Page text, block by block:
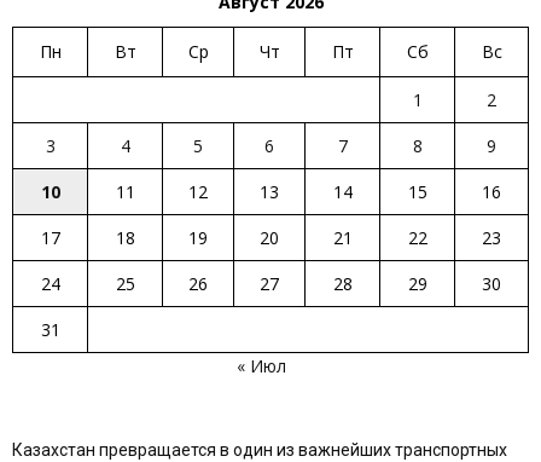
Пн Вт Ср Чт Пт Сб Вс
1
2
3
4 5 6 7 8
9
10
11 12 13 14 15
16
17
18 19 20 21 22
23
24
25 26 27 28 29
30
31
« Июл
Казахстан превращается в один из важнейших транспортных